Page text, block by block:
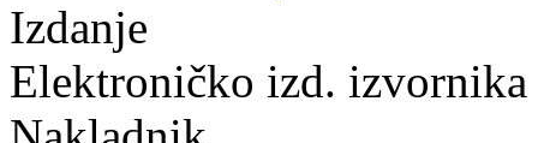
Izdanje
Elektroničko izd.